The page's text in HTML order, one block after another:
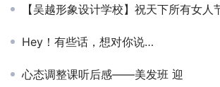
【吴越形象设计学校】祝天下所有女人
Hey！有些话，想对你说…
心态调整课听后感——美发班 迎